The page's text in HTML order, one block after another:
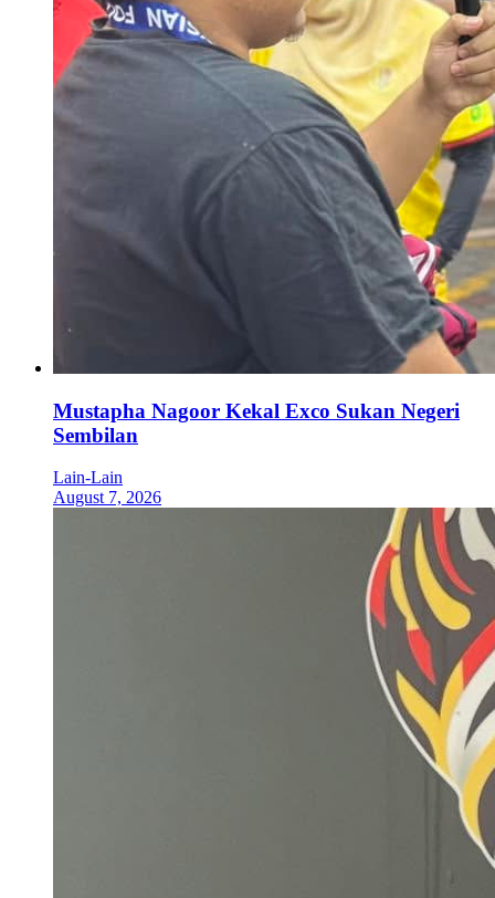
Mustapha Nagoor Kekal Exco Sukan Negeri
Sembilan
Lain-Lain
August 7, 2026